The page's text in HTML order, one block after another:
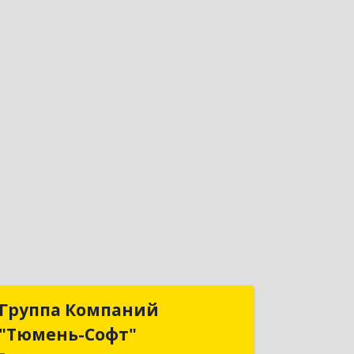
Группа Компаний
"Тюмень-Софт"
Группа Компаний
"Тюмень-Софт"